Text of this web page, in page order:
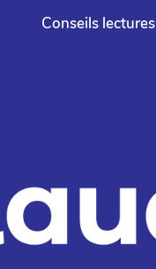
Conseils lectures